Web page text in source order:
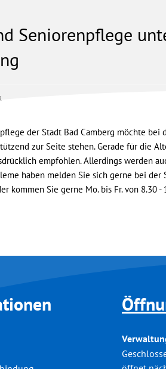
Seniorenpflege
der Stadt Bad Camberg möchte
zur Seite stehen. Gerade für die
empfohlen. Allerdings werden
haben melden Sie sich gerne bei
kommen Sie gerne Mo. bis Fr. von 8.30
Klicken,